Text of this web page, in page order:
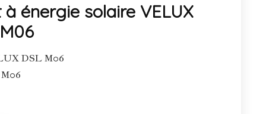
énergie solaire VELUX
DSL M06